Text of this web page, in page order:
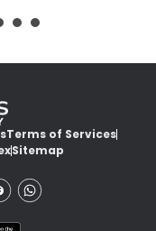
Terms of Services
Sitemap